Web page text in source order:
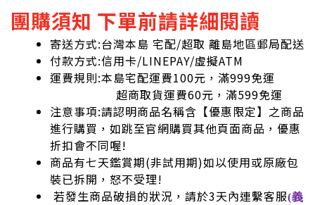
團購須知 下單前請詳細閱讀
寄送方式:台灣本島 宅配/超取 離島地區郵局配送
付款方式:信用卡/LINEPAY/虛擬ATM
運費規則:本島宅配運費100元，滿999免運
超商取貨運費60元，滿599免運
注意事項:請認明商品名稱含【優惠限定】之商品
進行購買，如跳至官網購買其他頁面商品，優惠
折扣會不同喔!
商品有七天鑑賞期(非試用期)如以使用或原廠包
裝已拆開，怒不受理!
若發生商品破損的狀況，請於3天內連繫客服(義